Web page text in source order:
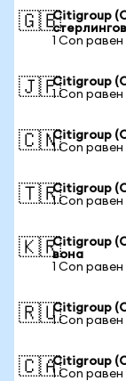
🇬🇧Citigroup
стерлингов
1 Con равен
🇯🇵Citigroup
1 Con
🇨🇳Citigroup
1 Con
🇹🇷Citigroup
1 Con равен
🇰🇷Citigroup
вона
1 Con равен
🇷🇺Citigroup
1 Con равен
🇨🇦Citigroup
1 Con равен